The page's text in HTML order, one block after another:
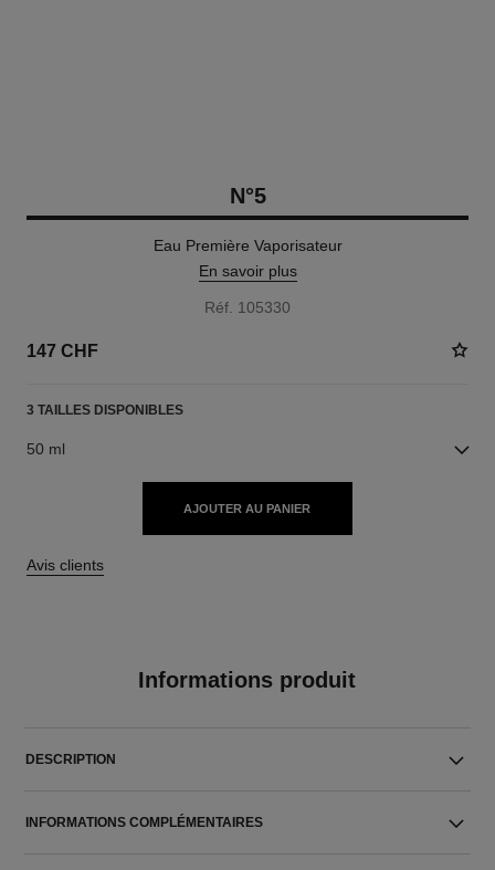
N°5
Eau Première Vaporisateur
En savoir plus
Réf. 105330
147 CHF
3 TAILLES DISPONIBLES
50 ml
AJOUTER AU PANIER
Avis clients
Informations produit
DESCRIPTION
INFORMATIONS COMPLÉMENTAIRES